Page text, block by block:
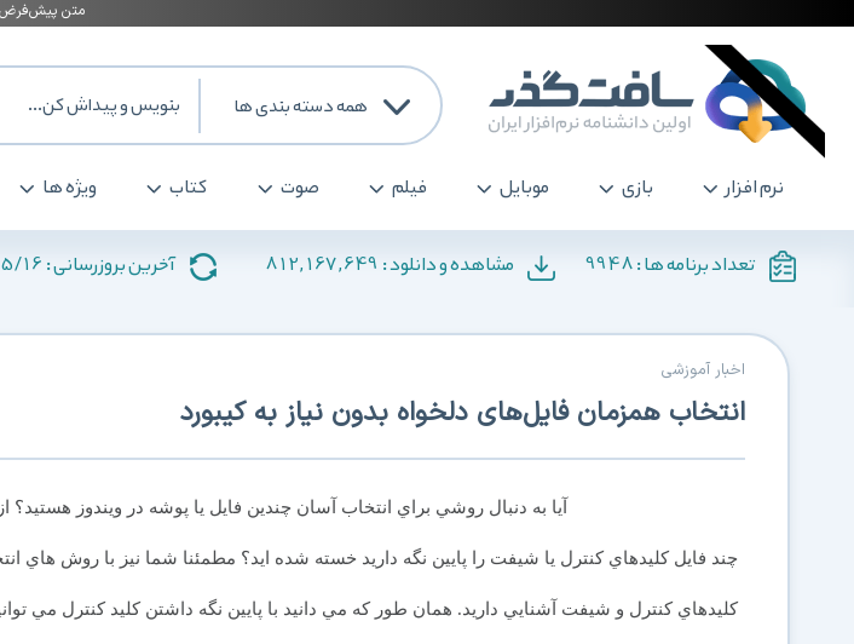
همه دسته بندی ها
نرم افزار بازی موبایل فیلم صوت کتاب ویژه ها
تعداد برنامه ها :9948 مشاهده و دانلود : 812,167,649 آخرین بروزرسانی : 16
اخبار آموزشی
انتخاب همزمان فایل‌های دلخواه بدون نیاز به کیبورد
آيا به دنبال روشي براي انتخاب آسان چندين فايل يا پوشه در ويندوز هستيد؟
چند فايل کليدهاي کنترل يا شيفت را پايين نگه داريد خسته شده ايد؟ مطمئنا شما نيز با روش هاي
کليدهاي کنترل و شيفت آشنايي داريد. همان طور که مي دانيد با پايين نگه داشتن کليد کنترل مي